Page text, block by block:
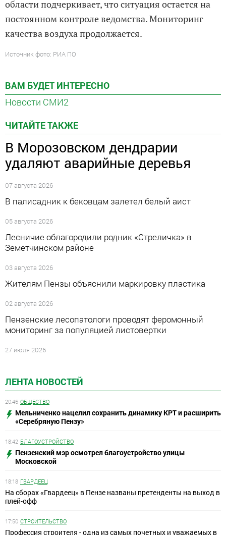
ЛЕНТА НОВОСТЕЙ
20:46 ОБЩЕСТВО
Мельниченко нацелил сохранить динамику КРТ и расширить
«Серебряную Пензу»
18:42 БЛАГОУСТРОЙСТВО
Пензенский мэр осмотрел благоустройство улицы
Московской
18:18 ГВАРДЕЕЦ
На сборах «Гвардеец» в Пензе названы претенденты на выход в
плей-офф
17:50 СТРОИТЕЛЬСТВО
Профессия строителя - одна из самых почетных и уважаемых в
области подчеркивает, что ситуация остается на
постоянном контроле ведомства. Мониторинг
качества воздуха продолжается.
Источник фото: РИА ПО
ВАМ БУДЕТ ИНТЕРЕСНО
Новости СМИ2
ЧИТАЙТЕ ТАКЖЕ
В Морозовском дендрарии
удаляют аварийные деревья
07 августа 2026
В палисадник к бековцам залетел белый аист
05 августа 2026
Лесничие облагородили родник «Стреличка» в
Земетчинском районе
03 августа 2026
Жителям Пензы объяснили маркировку пластика
02 августа 2026
Пензенские лесопатологи проводят феромонный
мониторинг за популяцией листовертки
27 июля 2026